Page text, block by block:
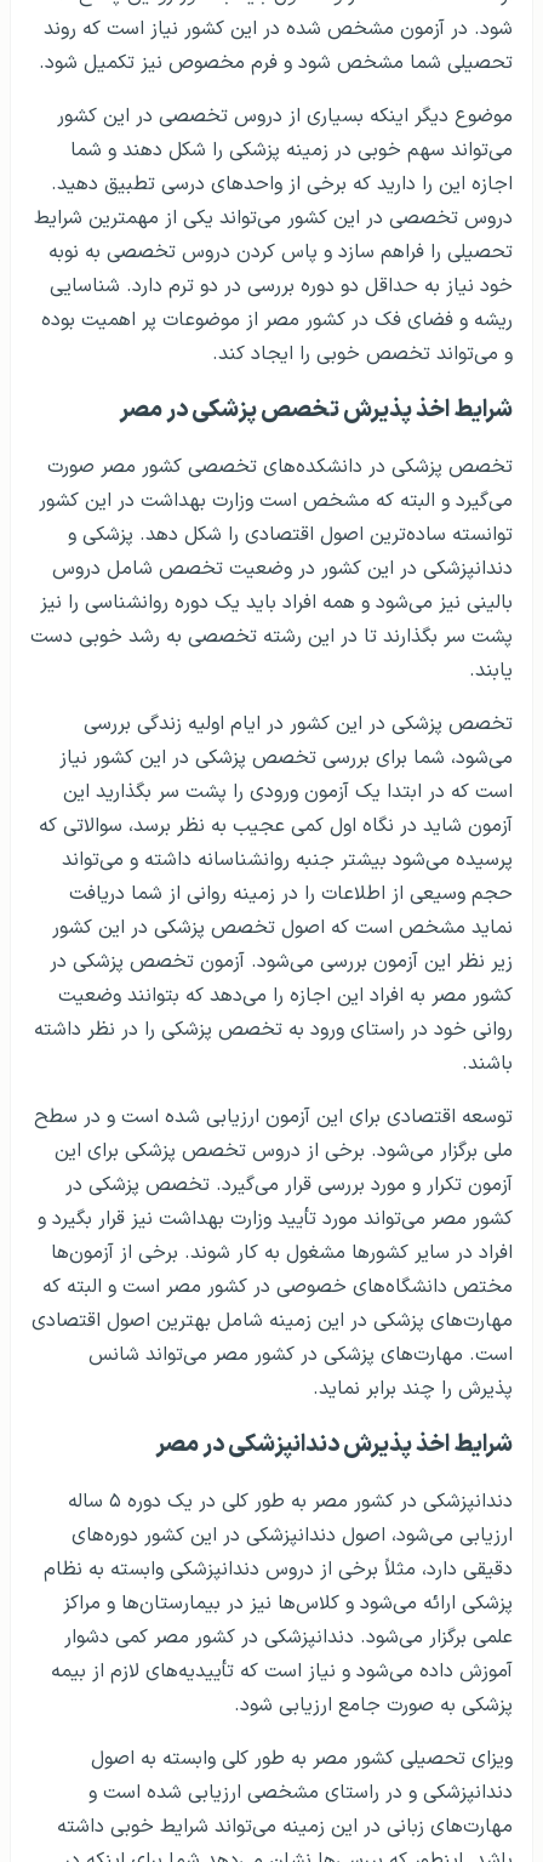
شود. در آزمون مشخص شده در این کشور نیاز است که روند
تحصیلی شما مشخص شود و فرم مخصوص نیز تکمیل شود.
موضوع دیگر اینکه بسیاری از دروس تخصصی در این کشور
می‌تواند سهم خوبی در زمینه پزشکی را شکل دهند و شما
اجازه این را دارید که برخی از واحدهای درسی تطبیق دهید.
دروس تخصصی در این کشور می‌تواند یکی از مهمترین شرایط
تحصیلی را فراهم سازد و پاس کردن دروس تخصصی به نوبه
خود نیاز به حداقل دو دوره بررسی در دو ترم دارد. شناسایی
ریشه و فضای فک در کشور مصر از موضوعات پر اهمیت بوده
و می‌تواند تخصص خوبی را ایجاد کند.
شرایط اخذ پذیرش تخصص پزشکی در مصر
تخصص پزشکی در دانشکده‌های تخصصی کشور مصر صورت
می‌گیرد و البته که مشخص است وزارت بهداشت در این کشور
توانسته ساده‌ترین اصول اقتصادی را شکل دهد. پزشکی و
دندانپزشکی در این کشور در وضعیت تخصص شامل دروس
بالینی نیز می‌شود و همه افراد باید یک دوره روانشناسی را نیز
پشت سر بگذارند تا در این رشته تخصصی به رشد خوبی دست
یابند.
تخصص پزشکی در این کشور در ایام اولیه زندگی بررسی
می‌شود، شما برای بررسی تخصص پزشکی در این کشور نیاز
است که در ابتدا یک آزمون ورودی را پشت سر بگذارید این
آزمون شاید در نگاه اول کمی عجیب به نظر برسد، سوالاتی که
پرسیده می‌شود بیشتر جنبه روانشناسانه داشته و می‌تواند
حجم وسیعی از اطلاعات را در زمینه روانی از شما دریافت
نماید مشخص است که اصول تخصص پزشکی در این کشور
زیر نظر این آزمون بررسی می‌شود. آزمون تخصص پزشکی در
کشور مصر به افراد این اجازه را می‌دهد که بتوانند وضعیت
روانی خود در راستای ورود به تخصص پزشکی را در نظر داشته
باشند.
توسعه اقتصادی برای این آزمون ارزیابی شده است و در سطح
ملی برگزار می‌شود. برخی از دروس تخصص پزشکی برای این
آزمون تکرار و مورد بررسی قرار می‌گیرد. تخصص پزشکی در
کشور مصر می‌تواند مورد تأیید وزارت بهداشت نیز قرار بگیرد و
افراد در سایر کشورها مشغول به کار شوند. برخی از آزمون‌ها
مختص دانشگاه‌های خصوصی در کشور مصر است و البته که
مهارت‌های پزشکی در این زمینه شامل بهترین اصول اقتصادی
است. مهارت‌های پزشکی در کشور مصر می‌تواند شانس
پذیرش را چند برابر نماید.
شرایط اخذ پذیرش دندانپزشکی در مصر
دندانپزشکی در کشور مصر به طور کلی در یک دوره ۵ ساله
ارزیابی می‌شود، اصول دندانپزشکی در این کشور دوره‌های
دقیقی دارد، مثلاً برخی از دروس دندانپزشکی وابسته به نظام
پزشکی ارائه می‌شود و کلاس‌ها نیز در بیمارستان‌ها و مراکز
علمی برگزار می‌شود. دندانپزشکی در کشور مصر کمی دشوار
آموزش داده می‌شود و نیاز است که تأییدیه‌های لازم از بیمه
پزشکی به صورت جامع ارزیابی شود.
ویزای تحصیلی کشور مصر به طور کلی وابسته به اصول
دندانپزشکی و در راستای مشخصی ارزیابی شده است و
مهارت‌های زبانی در این زمینه می‌تواند شرایط خوبی داشته